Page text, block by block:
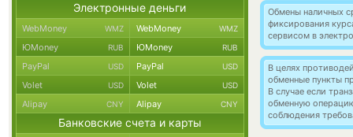
Обмены наличных
фиксирования
сервисом в
В целях
обменные пункты
В случае если
обменную
соблюдения
Электронные деньги
WebMoney WMZ WebMoney WMZ
ЮMoney RUB ЮMoney RUB
PayPal USD PayPal USD
Volet USD Volet USD
Alipay CNY Alipay CNY
Банковские счета и карты